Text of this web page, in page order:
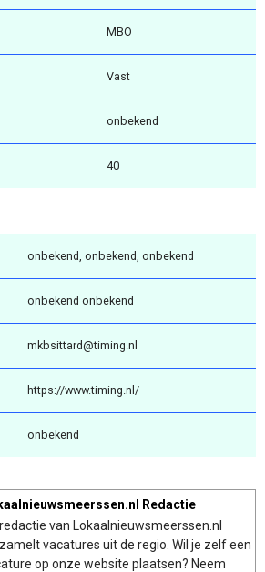
MBO
Vast
onbekend
40
onbekend, onbekend, onbekend
onbekend onbekend
mkbsittard@timing.nl
https://www.timing.nl/
onbekend
Redactie
van Lokaalnieuwsmeerssen.nl
vacatures uit de regio. Wil je zelf een
op onze website plaatsen? Neem